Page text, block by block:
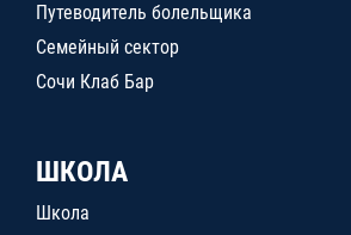
Путеводитель болельщика
Семейный сектор
Сочи Клаб Бар
ШКОЛА
Школа